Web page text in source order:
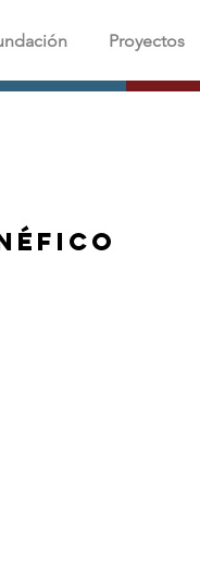
Proyectos